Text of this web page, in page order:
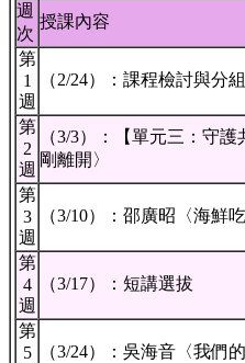
週
次
授課內容
第
1
週
（2/24）：課程檢討與分組
第
2
週
（3/3）：【單元三：守
剛離開〉
第
3
週
（3/10）：邵廣昭〈海鮮
第
4
週
（3/17）：短講選拔
第
5
（3/24）：吳海音〈我們